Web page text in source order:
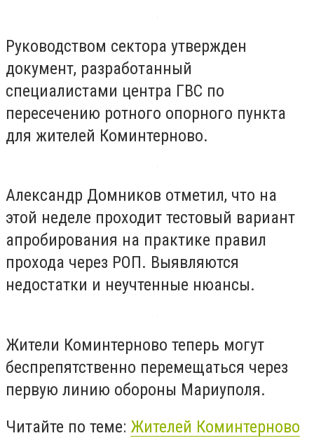
Руководством сектора утвержден
документ, разработанный
специалистами центра ГВС по
пересечению ротного опорного пункта
для жителей Коминтерново.
Александр Домников отметил, что на
этой неделе проходит тестовый вариант
апробирования на практике правил
прохода через РОП. Выявляются
недостатки и неучтенные нюансы.
Жители Коминтерново теперь могут
беспрепятственно перемещаться через
первую линию обороны Мариуполя.
Читайте по теме: Жителей Коминтерново